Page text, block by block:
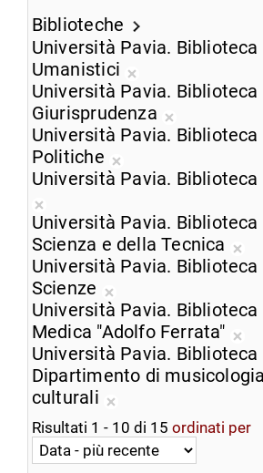
Biblioteche
Università Pavia. Biblioteca
Umanistici
Rimuovi
dalla
ricerca
Università Pavia. Biblioteca
Giurisprudenza
Rimuovi
ricerca
Università Pavia. Biblioteca
Politiche
Rimuovi
ricerca
corrente
Università Pavia. Biblioteca
Rimuovi
dalla
ricerca
corrente
Università Pavia. Biblioteca
Scienza e della Tecnica
Università Pavia. Biblioteca
Scienze
Rimuovi
dalla
ricerca
corrente
Università Pavia. Biblioteca
Medica "Adolfo Ferrata"
Università Pavia. Biblioteca
Dipartimento di
culturali
Rimuovi
dalla
ricerca
Risultati 1 - 10 di 15 ordinati per